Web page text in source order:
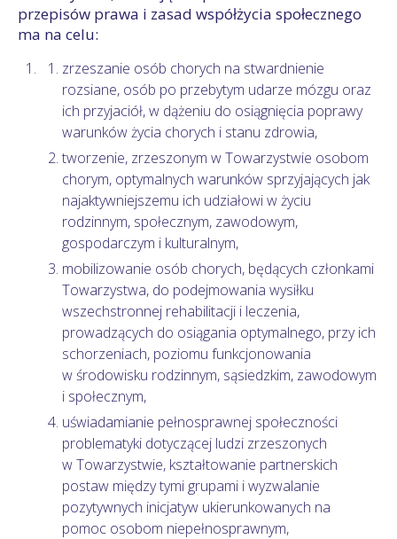
przepisów prawa i zasad współżycia społecznego
ma na celu:
zrzeszanie osób chorych na stwardnienie
rozsiane, osób po przebytym udarze mózgu oraz
ich przyjaciół, w dążeniu do osiągnięcia poprawy
warunków życia chorych i stanu zdrowia,
tworzenie, zrzeszonym w Towarzystwie osobom
chorym, optymalnych warunków sprzyjających jak
najaktywniejszemu ich udziałowi w życiu
rodzinnym, społecznym, zawodowym,
gospodarczym i kulturalnym,
mobilizowanie osób chorych, będących członkami
Towarzystwa, do podejmowania wysiłku
wszechstronnej rehabilitacji i leczenia,
prowadzących do osiągania optymalnego, przy ich
schorzeniach, poziomu funkcjonowania
w środowisku rodzinnym, sąsiedzkim, zawodowym
i społecznym,
uświadamianie pełnosprawnej społeczności
problematyki dotyczącej ludzi zrzeszonych
w Towarzystwie, kształtowanie partnerskich
postaw między tymi grupami i wyzwalanie
pozytywnych inicjatyw ukierunkowanych na
pomoc osobom niepełnosprawnym,